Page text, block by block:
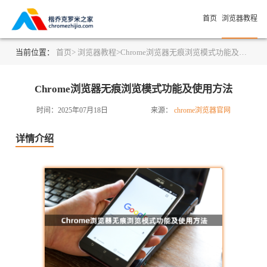
首页 浏览器教程
当前位置： 首页> 浏览器教程>Chrome浏览器无痕浏览模式功能及使用方法
Chrome浏览器无痕浏览模式功能及使用方法
时间：2025年07月18日 来源： chrome浏览器官网
详情介绍